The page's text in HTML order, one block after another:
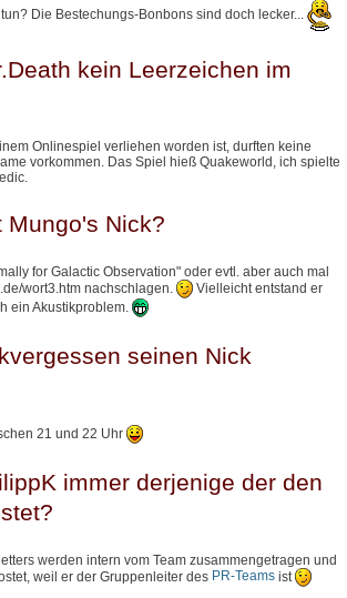
Die Bestechungs-Bonbons sind doch lecker...
kein Leerzeichen im
Onlinespiel verliehen worden ist, durften keine
vorkommen. Das Spiel hieß Quakeworld, ich spielte
Mungo's Nick?
for Galactic Observation" oder evtl. aber auch mal
wort3.htm nachschlagen.
Vielleicht entstand er
ein Akustikproblem.
seinen Nick
21 und 22 Uhr
immer derjenige der den
werden intern vom Team zusammengetragen und
weil er der Gruppenleiter des PR-Teams ist